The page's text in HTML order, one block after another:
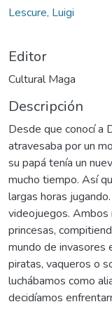
Lescure, Luigi
Editor
Cultural Maga
Descripción
Desde que conocí a
atravesaba por un
su papá tenía un
mucho tiempo. Así
largas horas
videojuegos.
princesas,
mundo de invasores
piratas, vaqueros o
luchábamos como
decidíamos